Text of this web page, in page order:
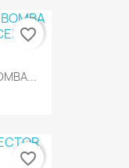
favorite_border
favorite_border